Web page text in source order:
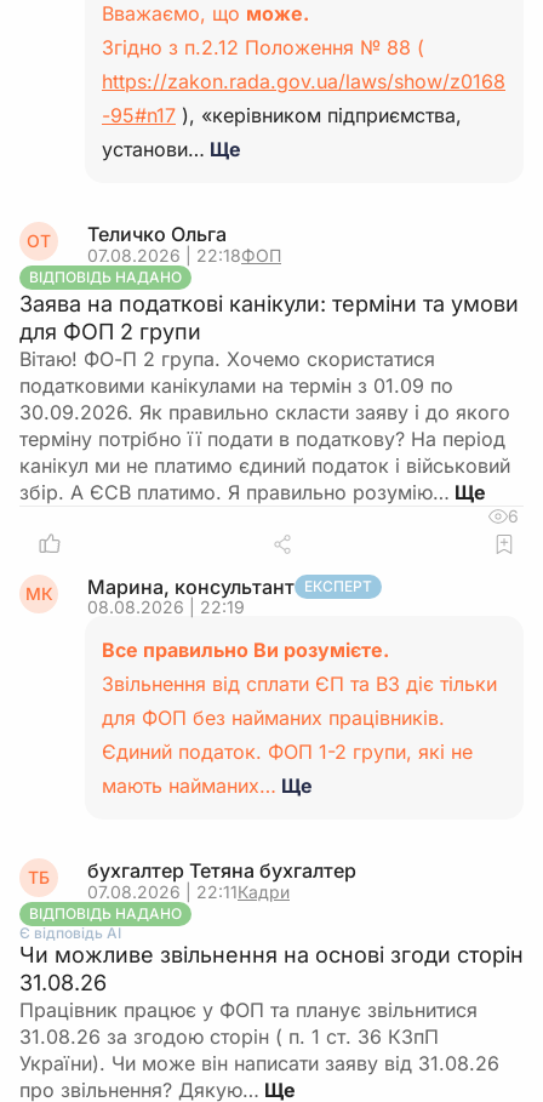
Вважаємо, що може.
Згідно з п.2.12 Положення № 88 (
https://zakon.rada.gov.ua/laws/show/z0168
-95#n17 ), «керівником підприємства,
установи… Ще
ОТ Теличко Ольга
07.08.2026 | 22:18ФОП
ВІДПОВІДЬ НАДАНО
Заява на податкові канікули: терміни та умови
для ФОП 2 групи
Вітаю! ФО-П 2 група. Хочемо скористатися
податковими канікулами на термін з 01.09 по
30.09.2026. Як правильно скласти заяву і до якого
терміну потрібно її подати в податкову? На період
канікул ми не платимо єдиний податок і військовий
збір. А ЄСВ платимо. Я правильно розумію…
6
МК Марина, консультант ЕКСПЕРТ
08.08.2026 | 22:19
Все правильно Ви розумієте.
Звільнення від сплати ЄП та ВЗ діє тільки
для ФОП без найманих працівників.
Єдиний податок. ФОП 1-2 групи, які не
мають найманих… Ще
ТБ бухгалтер Тетяна бухгалтер
07.08.2026 | 22:11Кадри
ВІДПОВІДЬ НАДАНО
Є відповідь АІ
Чи можливе звільнення на основі згоди сторін
31.08.26
Працівник працює у ФОП та планує звільнитися
31.08.26 за згодою сторін ( п. 1 ст. 36 КЗпП
України). Чи може він написати заяву від 31.08.26
про звільнення? Дякую…